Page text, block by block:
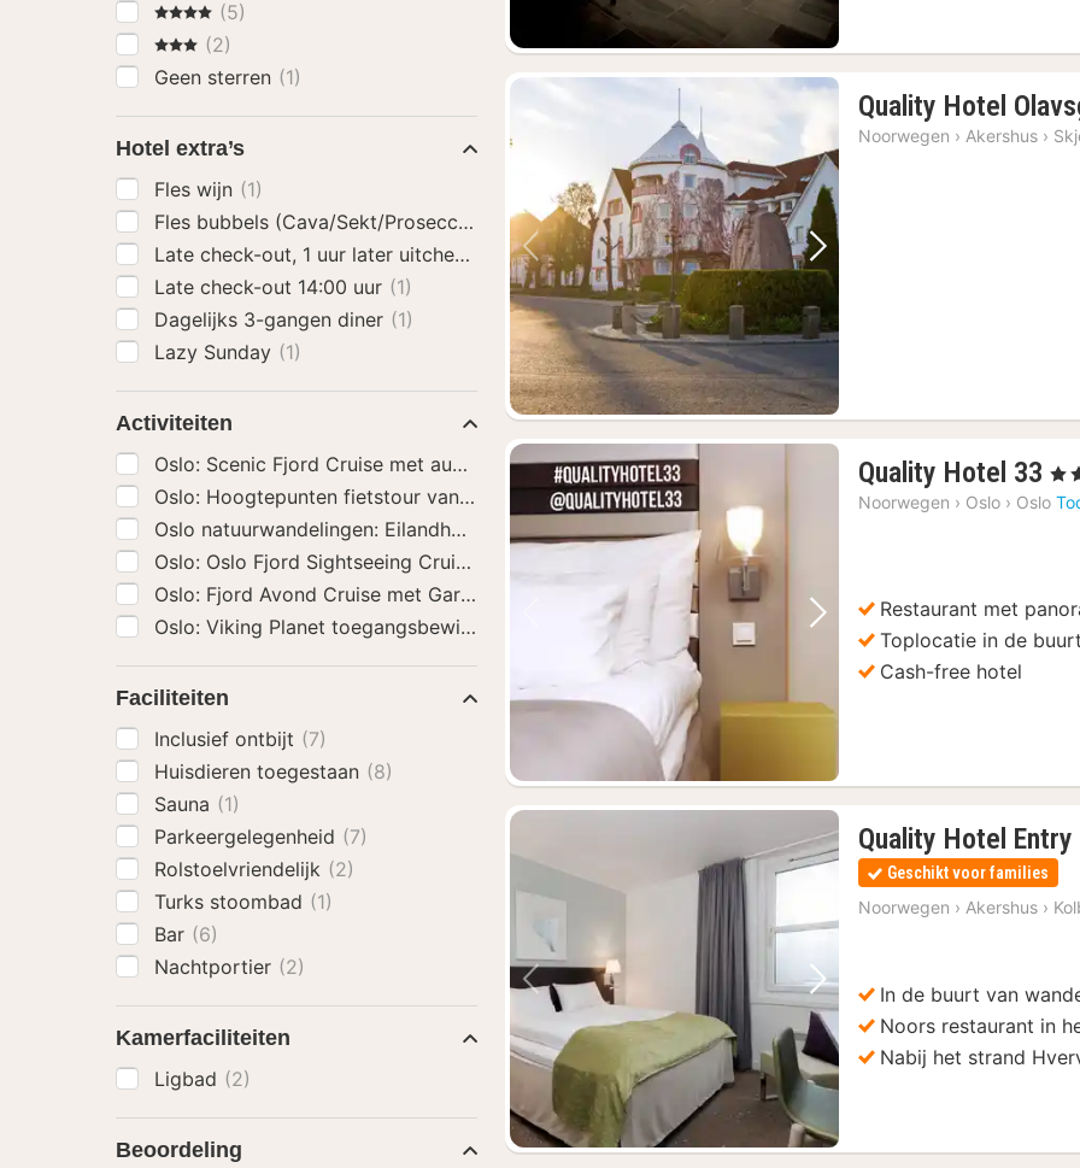
Vorige foto Volgende foto
Quality Hotel
Noorwegen › Akershus ›
Vorige foto Volgende foto
Quality Hotel 33 1
, 4
Noorwegen › Oslo › Oslo
Restaurant met
Toplocatie in de
Cash-free hotel
Vorige foto Volgende foto
Quality Hotel Entry
Geschikt voor families
Noorwegen › Akershus ›
In de buurt van
Noors restaurant in
Nabij het strand
4 Sterren
(5)
3 Sterren
(2)
Geen sterren (1)
Hotel extra’s
Fles wijn (1)
Fles bubbels (Cava/Sekt/Prosecco)
Late check-out, 1 uur later uitchecken
(2)
Late check-out 14:00 uur (1)
Dagelijks 3-gangen diner (1)
Lazy Sunday (1)
Activiteiten
Oslo: Scenic Fjord Cruise met audiogids commentaar(3)
Oslo: Hoogtepunten fietstour van 3 uur
Oslo natuurwandelingen: Eilandhoppen(3)
Oslo: Viking Planet toegangsbewijs
Faciliteiten
Inclusief ontbijt (7)
Huisdieren toegestaan (8)
Sauna (1)
Parkeergelegenheid (7)
Rolstoelvriendelijk (2)
Turks stoombad (1)
Bar (6)
Nachtportier (2)
Kamerfaciliteiten
Ligbad (2)
Beoordeling